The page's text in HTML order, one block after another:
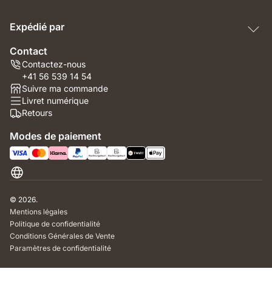
Expédié par
Contact
Contactez-nous
+41 56 539 14 54
Suivre ma commande
Livret numérique
Retours
Modes de paiement
© 2026.
Mentions légales
Politique de confidentialité
Conditions Générales de Vente
Paramètres de confidentialité